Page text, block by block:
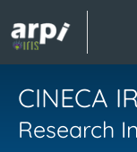
CINECA
Research